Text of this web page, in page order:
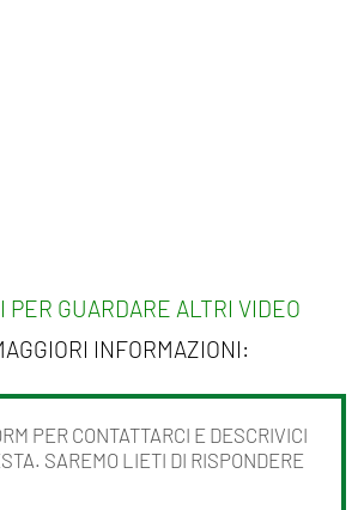
PER GUARDARE ALTRI VIDEO
INFORMAZIONI:
PER CONTATTARCI E DESCRIVICI
SAREMO LIETI DI RISPONDERE